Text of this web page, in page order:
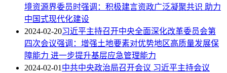
境资源界委员时强调：积极建言资政广泛凝聚共识 助力
中国式现代化建设
2024-02-20习近平主持召开中央全面深化改革委员会第
四次会议强调：增强土地要素对优势地区高质量发展保
障能力 进一步提升基层应急管理能力
2024-02-01中共中央政治局召开会议 习近平主持会议